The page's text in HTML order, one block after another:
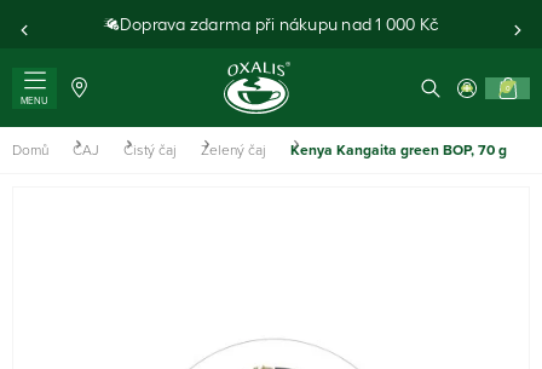
Doprava zdarma při nákupu nad 1 000 Kč
MENU
0
Domů ČAJ Čistý čaj Zelený čaj Kenya Kangaita green BOP, 70 g